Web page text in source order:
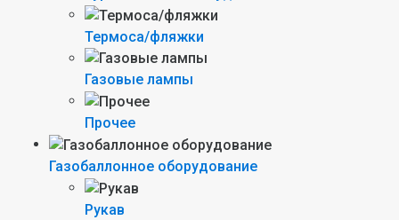
Термоса/фляжки
Газовые лампы
Прочее
Газобаллонное оборудование
Рукав